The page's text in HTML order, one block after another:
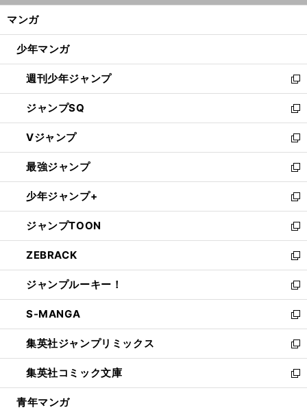
ン
ウ
開
く
マンガ
少年マンガ
週刊少年ジャンプ
新
し
い
ウ
ィ
ン
ド
ウ
で
開
く
ジャンプSQ
新
し
い
ウ
ィ
ン
ド
ウ
で
開
く
Vジャンプ
新
し
い
ウ
ィ
ン
ド
ウ
で
開
く
最強ジャンプ
新
し
い
ウ
ィ
ン
ド
ウ
で
開
く
少年ジャンプ+
新
し
い
ウ
ィ
ン
ド
ウ
で
開
く
ジャンプTOON
新
し
い
ウ
ィ
ン
ド
ウ
で
開
く
ZEBRACK
新
し
い
ウ
ィ
ン
ド
ウ
で
開
ジャンプルーキー！
新
し
い
ウ
ィ
ン
ド
ウ
S-MANGA
新
し
い
ウ
ィ
ン
集英社ジャンプリミックス
新
し
い
ウ
集英社コミック文庫
新
し
青年マンガ